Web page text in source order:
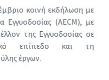
κοινή εκδήλωση με
(AECM), με
της Εγγυοδοσίας σε
επίπεδο και τη
έργων.